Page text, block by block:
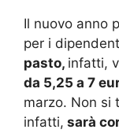
Il nuovo anno
per i
pasto, infatti,
da 5,25 a 7
marzo. Non si
infatti, sarà